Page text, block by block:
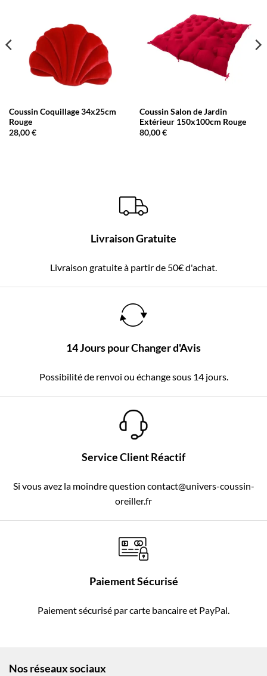
Coussin Coquillage 34x25cm
Rouge
28,00€
Coussin Salon de Jardin
Extérieur 150x100cm Rouge
80,00€
Livraison Gratuite
Livraison gratuite à partir de 50€ d'achat.
14 Jours pour Changer d'Avis
Possibilité de renvoi ou échange sous 14 jours.
Service Client Réactif
Si vous avez la moindre question contact@univers-coussin-
oreiller.fr
Paiement Sécurisé
Paiement sécurisé par carte bancaire et PayPal.
Nos réseaux sociaux